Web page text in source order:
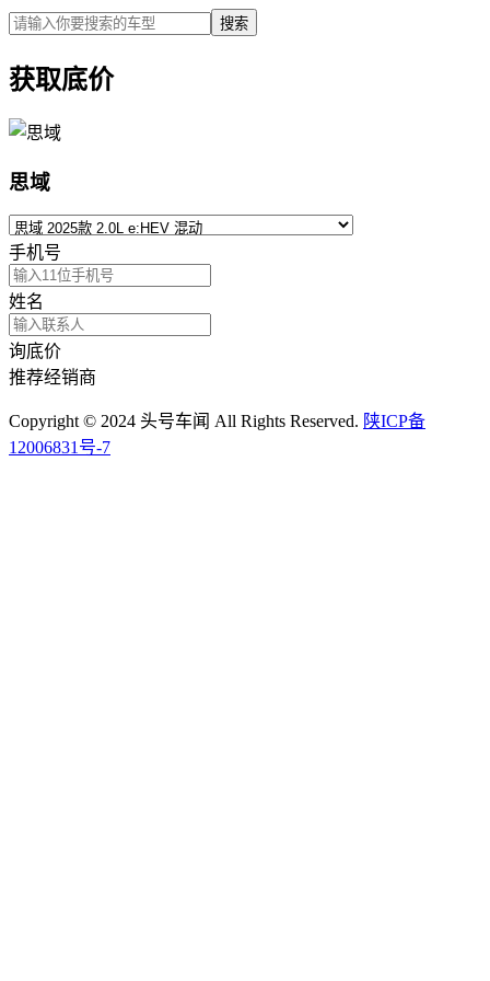
搜索
获取底价
思域
手机号
姓名
询底价
推荐经销商
Copyright © 2024 头号车闻 All Rights Reserved. 陕ICP备
12006831号-7